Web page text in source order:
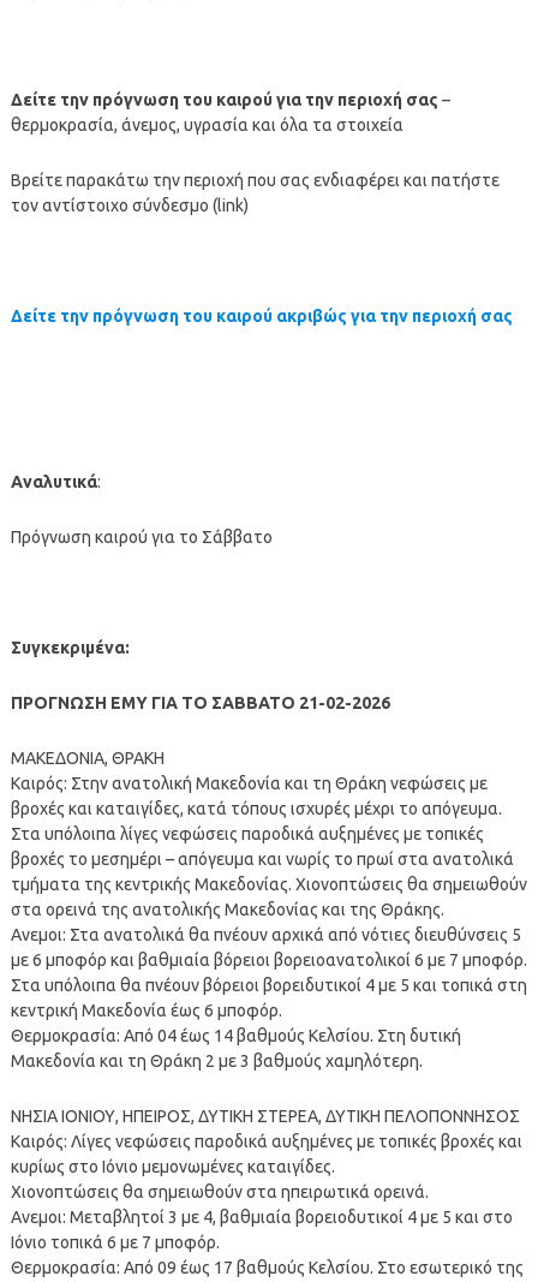
Δείτε την πρόγνωση του καιρού για την περιοχή σας –
θερμοκρασία, άνεμος, υγρασία και όλα τα στοιχεία
Βρείτε παρακάτω την περιοχή που σας ενδιαφέρει και πατήστε
τον αντίστοιχο σύνδεσμο (link)
Δείτε την πρόγνωση του καιρού ακριβώς για την περιοχή σας
Αναλυτικά:
Πρόγνωση καιρού για το Σάββατο
Συγκεκριμένα:
ΠΡΟΓΝΩΣΗ ΕΜΥ ΓΙΑ ΤΟ ΣΑΒΒΑΤΟ 21-02-2026
ΜΑΚΕΔΟΝΙΑ, ΘΡΑΚΗ
Καιρός: Στην ανατολική Μακεδονία και τη Θράκη νεφώσεις με
βροχές και καταιγίδες, κατά τόπους ισχυρές μέχρι το απόγευμα.
Στα υπόλοιπα λίγες νεφώσεις παροδικά αυξημένες με τοπικές
βροχές το μεσημέρι – απόγευμα και νωρίς το πρωί στα ανατολικά
τμήματα της κεντρικής Μακεδονίας. Χιονοπτώσεις θα σημειωθούν
στα ορεινά της ανατολικής Μακεδονίας και της Θράκης.
Ανεμοι: Στα ανατολικά θα πνέουν αρχικά από νότιες διευθύνσεις 5
με 6 μποφόρ και βαθμιαία βόρειοι βορειοανατολικοί 6 με 7 μποφόρ.
Στα υπόλοιπα θα πνέουν βόρειοι βορειδυτικοί 4 με 5 και τοπικά στη
κεντρική Μακεδονία έως 6 μποφόρ.
Θερμοκρασία: Από 04 έως 14 βαθμούς Κελσίου. Στη δυτική
Μακεδονία και τη Θράκη 2 με 3 βαθμούς χαμηλότερη.
ΝΗΣΙΑ ΙΟΝΙΟΥ, ΗΠΕΙΡΟΣ, ΔΥΤΙΚΗ ΣΤΕΡΕΑ, ΔΥΤΙΚΗ ΠΕΛΟΠΟΝΝΗΣΟΣ
Καιρός: Λίγες νεφώσεις παροδικά αυξημένες με τοπικές βροχές και
κυρίως στο Ιόνιο μεμονωμένες καταιγίδες.
Χιονοπτώσεις θα σημειωθούν στα ηπειρωτικά ορεινά.
Ανεμοι: Μεταβλητοί 3 με 4, βαθμιαία βορειοδυτικοί 4 με 5 και στο
Ιόνιο τοπικά 6 με 7 μποφόρ.
Θερμοκρασία: Από 09 έως 17 βαθμούς Κελσίου. Στο εσωτερικό της